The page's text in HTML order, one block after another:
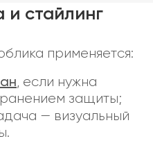
и стайлинг
применяется:
, если нужна
защиты;
— визуальный